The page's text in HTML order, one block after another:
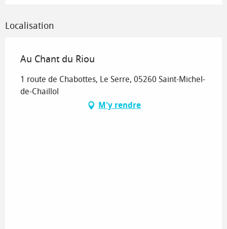
Localisation
Au Chant du Riou
1 route de Chabottes, Le Serre, 05260 Saint-Michel-
de-Chaillol
M'y rendre